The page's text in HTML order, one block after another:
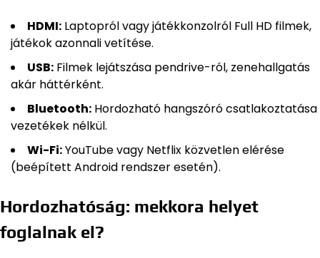
HDMI: Laptopról vagy játékkonzolról Full HD filmek,
játékok azonnali vetítése.
USB: Filmek lejátszása pendrive-ról, zenehallgatás
akár háttérként.
Bluetooth: Hordozható hangszóró csatlakoztatása
vezetékek nélkül.
Wi-Fi:YouTube vagy Netflix közvetlen elérése
(beépített Android rendszer esetén).
Hordozhatóság: mekkora helyet
foglalnak el?